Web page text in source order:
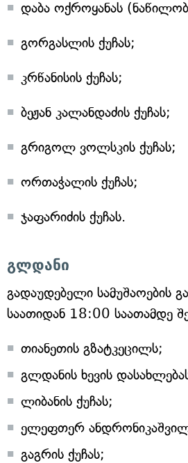
დაბა ოქროყანას
გორგასლის ქუჩას;
კრწანისის ქუჩას;
ბეჟან კალანდაძის ქუჩას;
გრიგოლ ვოლსკის ქუჩას;
ორთაჭალის ქუჩას;
ჯაფარიძის ქუჩას.
გლდანი
გადაუდებელი სამუშაოების
საათიდან 18:00 საათამდე
თიანეთის გზატკეცილს;
გლდანის ხევის
ლიბანის ქუჩას;
ელეფთერ
გაგრის ქუჩას;